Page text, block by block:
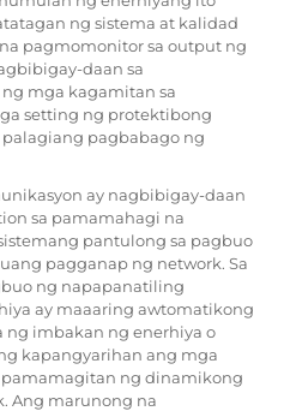
ng sistema at kalidad
pagmomonitor sa output ng
daan sa
mga kagamitan sa
setting ng protektibong
pagbabago ng
ay nagbibigay-daan
sa pamamahagi na
pantulong sa pagbuo
pagganap ng network. Sa
ng napapanatiling
ay maaaring awtomatikong
ng imbakan ng enerhiya o
kapangyarihan ang mga
pamamagitan ng dinamikong
Ang marunong na